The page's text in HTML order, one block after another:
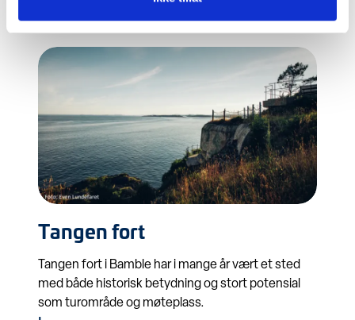
Tangen fort
Tangen fort i Bamble har i mange år vært et sted
med både historisk betydning og stort potensial
som turområde og møteplass.